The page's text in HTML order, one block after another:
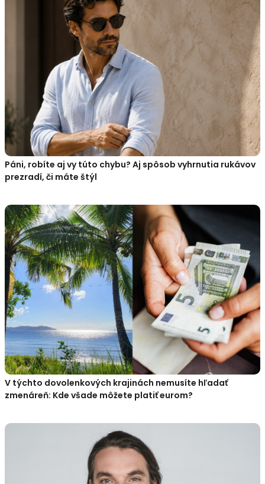
Páni, robíte aj vy túto chybu? Aj spôsob vyhrnutia rukávov
prezradí, či máte štýl
V týchto dovolenkových krajinách nemusíte hľadať
zmenáreň: Kde všade môžete platiť eurom?